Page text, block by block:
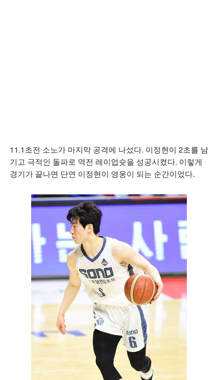
11.1초전 소노가 마지막 공격에 나섰다. 이정현이 2초를 남
기고 극적인 돌파로 역전 레이업슛을 성공시켰다. 이렇게
경기가 끝나면 단연 이정현이 영웅이 되는 순간이었다.